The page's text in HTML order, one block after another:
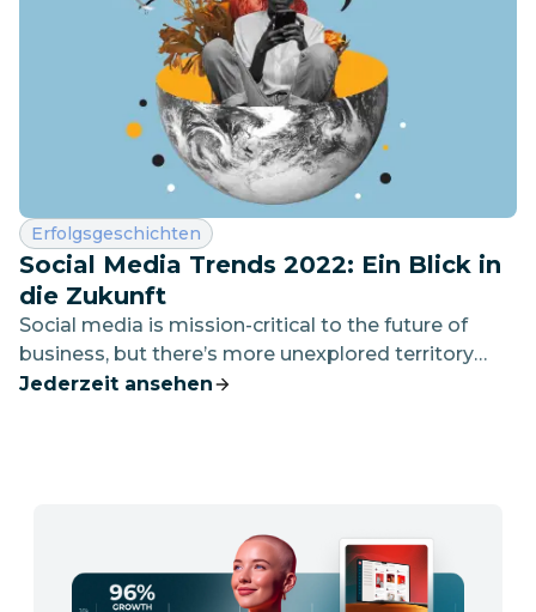
Kategorie:
Erfolgsgeschichten
Social Media Trends 2022: Ein Blick in
die Zukunft
Social media is mission-critical to the future of
business, but there’s more unexplored territory
than ever.
Jederzeit ansehen